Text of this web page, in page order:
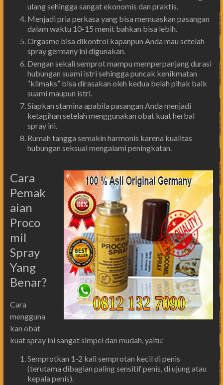
ulang sehingga sangat ekonomis dan praktis.
Menjadi pria perkasa yang bisa memuaskan pasangan
dalam waktu 10-15 menit bahkan bisa lebih.
Orgasme bisa dikontrol kapanpun Anda mau setelah
spray germany ini digunakan.
Dengan sekali semprot mampu memperpanjang durasi
hubungan suami istri sehingga puncak kenikmatan
“klimaks” bisa dirasakan oleh kedua belah pihak baik
suami maupun istri.
Siapkan stamina apabila pasangan Anda menjadi
ketagihan setelah menggunakan obat kuat herbal
spray ini.
Rumah tangga semakin harmonis karena kualitas
hubungan seksual mengalami peningkatan.
Cara
Pemak
aian
Proco
mil
Spray
Yang
Benar?
Cara
mengguna
kan obat
kuat spray ini sangat simpel dan mudah, yaitu:
Semprotkan 1-2 kali semprotan kecil di penis
(terutama dibagian paling sensitif penis, di ujung atau
kepala penis).